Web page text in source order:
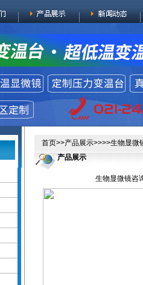
首页>>产品展示>>>>生物显微
产品展示
生物显微镜咨